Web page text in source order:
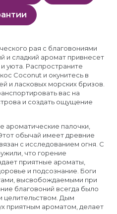
рая с благовониями
и сладкий аромат привнесет
уюта. Распространите
Coconut и окунитесь в
и ласковых морских бризов.
вас на
и создать ощущение
ароматические палочки,
обычай имеет древние
с исследованием огня. С
что горение
приятные ароматы,
и подсознание. Боги
высвобождаемыми при
благовоний всегда было
целительством. Дым
приятным ароматом, делает